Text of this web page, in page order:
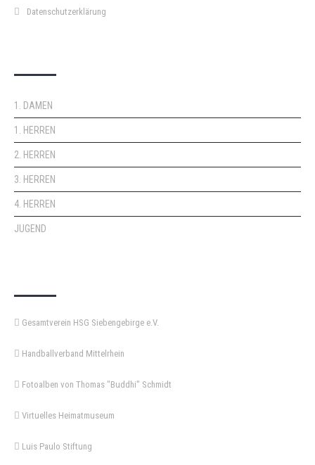
Datenschutzerklärung
1. DAMEN
1. HERREN
2. HERREN
3. HERREN
4. HERREN
JUGEND
Gesamtverein HSG Siebengebirge e.V.
Handballverband Mittelrhein
Fotoalben von Thomas "Buddhi" Schmidt
Virtuelles Heimatmuseum
Luis Paulo Stiftung